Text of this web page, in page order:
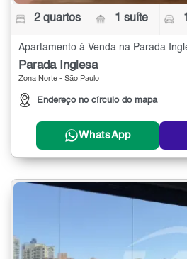
2 quartos 1 suíte
Apartamento à Venda na Parada
Parada Inglesa
Zona Norte - São Paulo
Endereço no círculo do mapa
WhatsApp